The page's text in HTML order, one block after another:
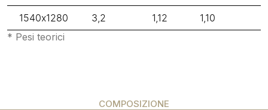
1540x1280 3,2 1,12
1,10
* Pesi teorici
COMPOSIZIONE